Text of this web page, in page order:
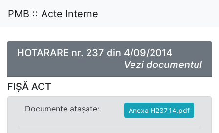
PMB :: Acte Interne
HOTARARE nr. 237 din 4/09/2014
Vezi documentul
FIȘĂ ACT
Documente atașate: Anexa H237_14.pdf